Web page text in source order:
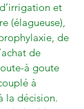
et
(élagueuse),
de
de
à goute
à
la décision.